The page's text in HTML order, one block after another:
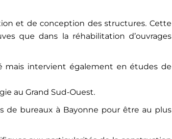
et de conception des structures. Cette
que dans la réhabilitation d’ouvrages
mais intervient également en études de
au Grand Sud-Ouest.
de bureaux à Bayonne pour être au plus